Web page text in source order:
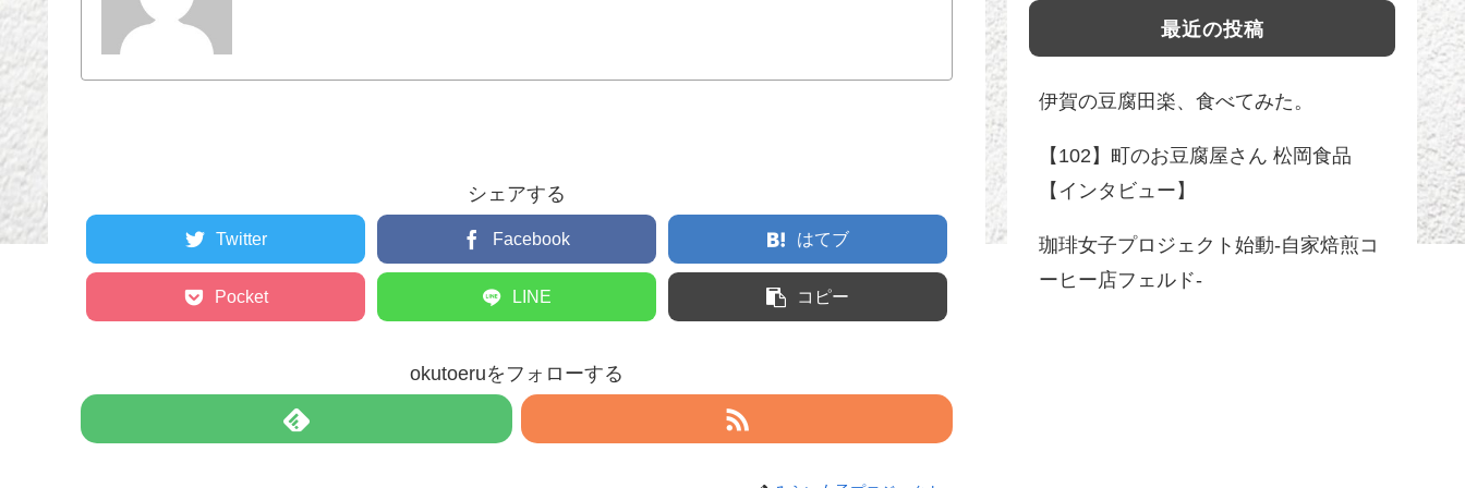
シェアする
Twitter Facebook はてブ
Pocket LINE コピー
okutoeruをフォローする
最近の投稿
伊賀の豆腐田楽、食べてみた。
【102】町のお豆腐屋さん 松岡食品
【インタビュー】
珈琲女子プロジェクト始動-自家焙煎コ
ーヒー店フェルド-